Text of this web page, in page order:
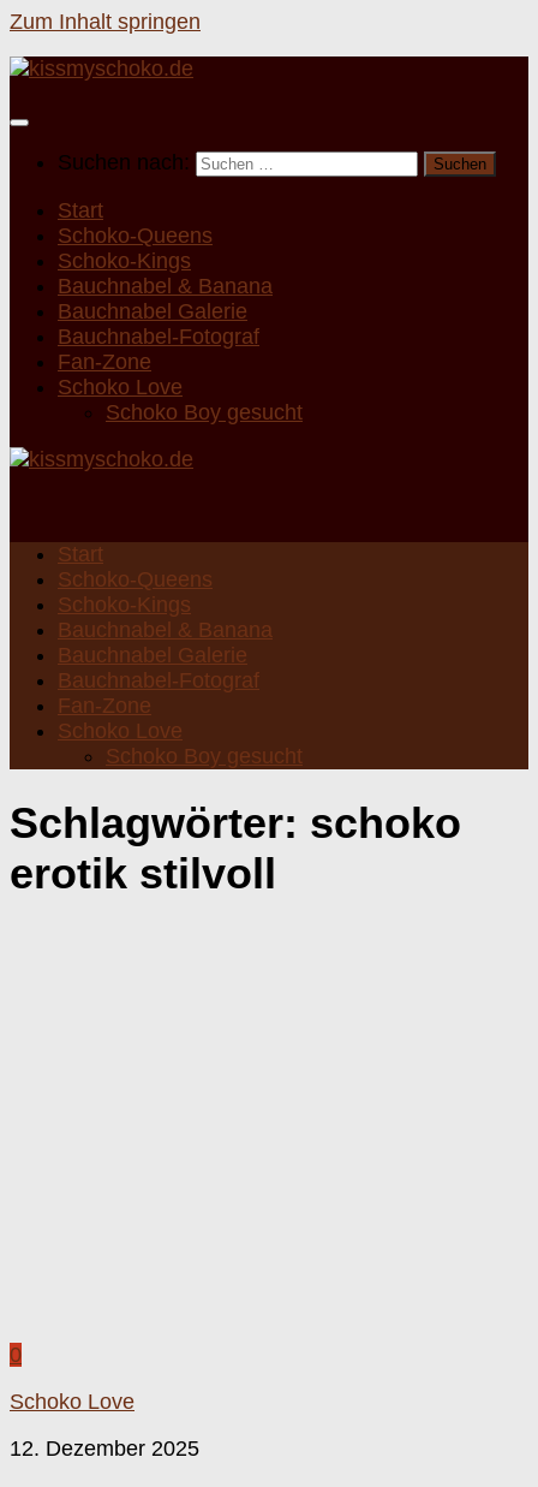
Zum Inhalt springen
Suchen nach:
Start
Schoko-Queens
Schoko-Kings
Bauchnabel & Banana
Bauchnabel Galerie
Bauchnabel-Fotograf
Fan-Zone
Schoko Love
Schoko Boy gesucht
Start
Schoko-Queens
Schoko-Kings
Bauchnabel & Banana
Bauchnabel Galerie
Bauchnabel-Fotograf
Fan-Zone
Schoko Love
Schoko Boy gesucht
Schlagwörter: schoko
erotik stilvoll
0
Schoko Love
12. Dezember 2025